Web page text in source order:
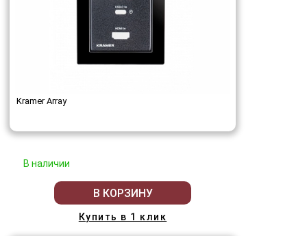
Kramer Array
В наличии
В КОРЗИНУ
Купить в 1 клик